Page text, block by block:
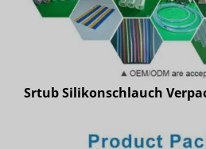
Srtub Silikonschlauch